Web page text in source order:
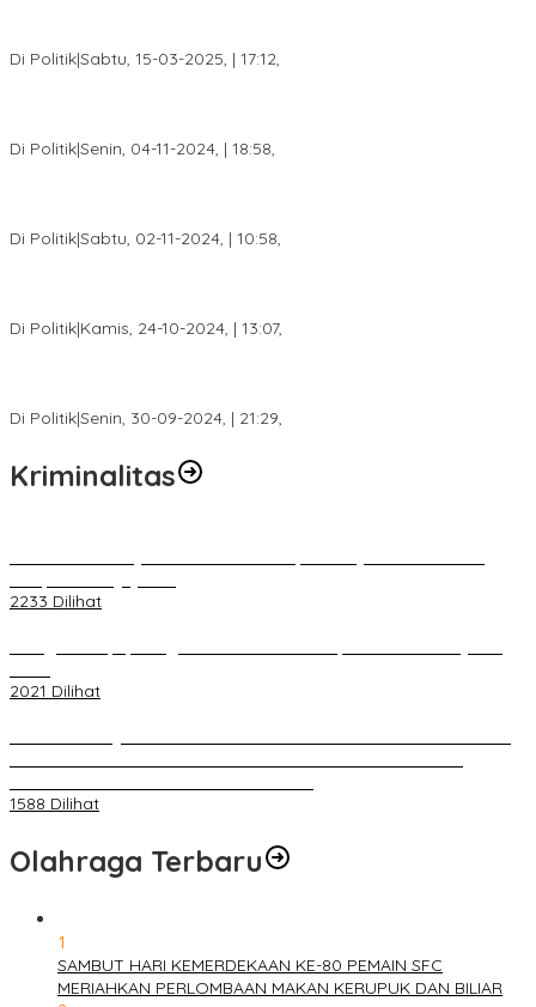
Di Politik|Sabtu, 15-03-2025, | 17:12,
Di Politik|Senin, 04-11-2024, | 18:58,
Di Politik|Sabtu, 02-11-2024, | 10:58,
Di Politik|Kamis, 24-10-2024, | 13:07,
Di Politik|Senin, 30-09-2024, | 21:29,
Kriminalitas
2233 Dilihat
2021 Dilihat
1588 Dilihat
Olahraga Terbaru
1
SAMBUT HARI KEMERDEKAAN KE-80 PEMAIN SFC
MERIAHKAN PERLOMBAAN MAKAN KERUPUK DAN BILIAR